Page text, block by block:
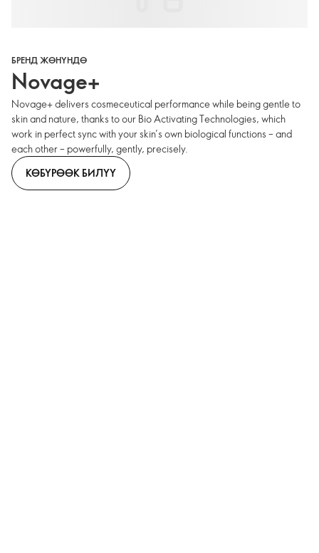
БРЕНД ЖӨНҮНДӨ
Novage+
Novage+ delivers cosmeceutical performance while being gentle to
skin and nature, thanks to our Bio Activating Technologies, which
work in perfect sync with your skin’s own biological functions – and
each other – powerfully, gently, precisely.
КӨБҮРӨӨК БИЛҮҮ